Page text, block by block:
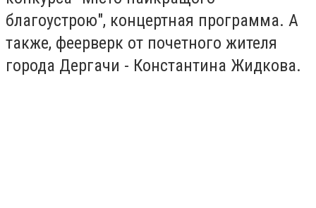
благоустрою", концертная программа. А
также, феерверк от почетного жителя
города Дергачи - Константина Жидкова.